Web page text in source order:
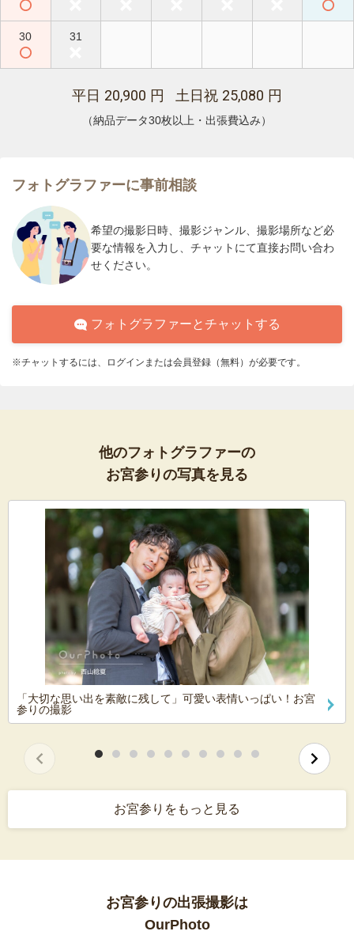
30 31
平日 20,900 円 土日祝 25,080 円
（納品データ30枚以上・出張費込み）
フォトグラファーに事前相談
希望の撮影日時、撮影ジャンル、撮影場所など必
要な情報を入力し、チャットにて直接お問い合わ
せください。
フォトグラファーとチャットする
※チャットするには、ログインまたは会員登録（無料）が必要です。
他のフォトグラファーの
お宮参りの写真を見る
「大切な思い出を素敵に残して」可愛い表情いっぱい！お宮
参りの撮影
お宮参りをもっと見る
お宮参りの出張撮影は
OurPhoto